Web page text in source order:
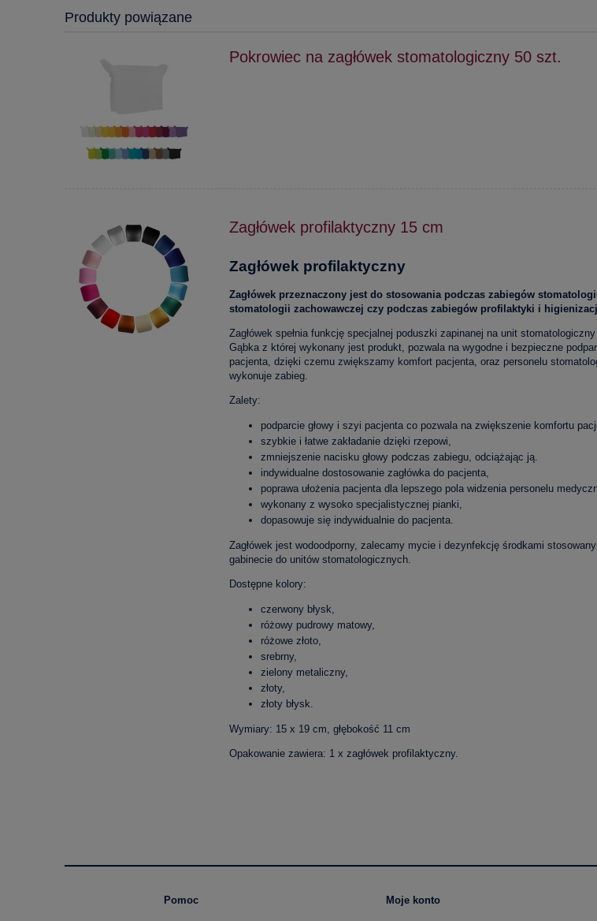
Produkty powiązane
Pokrowiec na zagłówek stomatologiczny 50 szt.
Zagłówek profilaktyczny 15 cm
Zagłówek profilaktyczny
Zagłówek przeznaczony jest do stosowania podczas zabiegów
stomatologii zachowawczej czy podczas zabiegów profilaktyki i
Zagłówek spełnia funkcję specjalnej poduszki zapinanej na unit stomatologiczny
Gąbka z której wykonany jest produkt, pozwala na wygodne i bezpieczne
pacjenta, dzięki czemu zwiększamy komfort pacjenta, oraz personelu
wykonuje zabieg.
Zalety:
podparcie głowy i szyi pacjenta co pozwala na zwiększenie komfortu
szybkie i łatwe zakładanie dzięki rzepowi,
zmniejszenie nacisku głowy podczas zabiegu, odciążając ją.
indywidualne dostosowanie zagłówka do pacjenta,
poprawa ułożenia pacjenta dla lepszego pola widzenia personelu
wykonany z wysoko specjalistycznej pianki,
dopasowuje się indywidualnie do pacjenta.
Zagłówek jest wodoodporny, zalecamy mycie i dezynfekcję środkami
gabinecie do unitów stomatologicznych.
Dostępne kolory:
czerwony błysk,
różowy pudrowy matowy,
różowe złoto,
srebrny,
zielony metaliczny,
złoty,
złoty błysk.
Wymiary: 15 x 19 cm, głębokość 11 cm
Opakowanie zawiera: 1 x zagłówek profilaktyczny.
Pomoc Moje konto